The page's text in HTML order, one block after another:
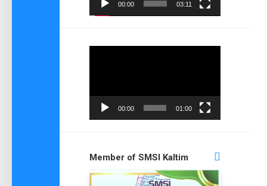
00:00 03:11
00:00 01:00
Member of SMSI Kaltim